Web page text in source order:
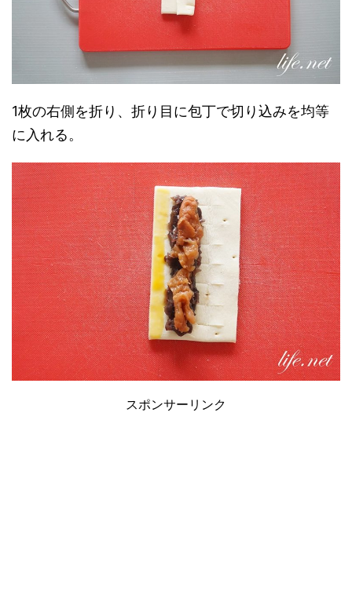
1枚の右側を折り、折り目に包丁で切り込みを均等
に入れる。
スポンサーリンク